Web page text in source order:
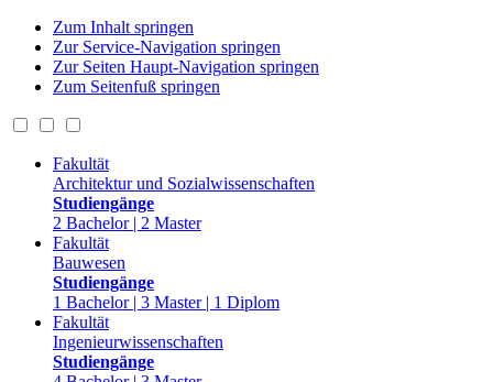
Zum Inhalt springen
Zur Service-Navigation springen
Zur Seiten Haupt-Navigation springen
Zum Seitenfuß springen
Fakultät
Architektur und Sozialwissenschaften
Studiengänge
2 Bachelor | 2 Master
Fakultät
Bauwesen
Studiengänge
1 Bachelor | 3 Master | 1 Diplom
Fakultät
Ingenieurwissenschaften
Studiengänge